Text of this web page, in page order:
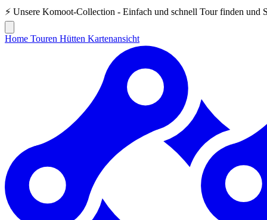
⚡ Unsere Komoot-Collection - Einfach und schnell Tour finden und
Home Touren Hütten Kartenansicht